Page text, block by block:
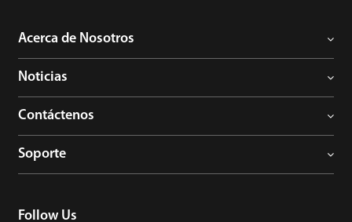
Acerca de Nosotros
Noticias
Contáctenos
Soporte
Follow Us